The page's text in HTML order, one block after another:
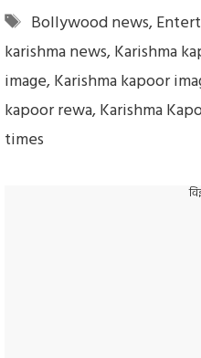
Tags
Bollywood news,
karishma news,Karishma
image,Karishma kapoor
kapoor rewa,Karishma
times